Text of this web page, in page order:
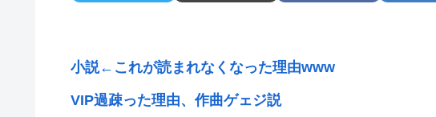
小説←これが読まれなくなった理由www
VIP過疎った理由、作曲ゲェジ説